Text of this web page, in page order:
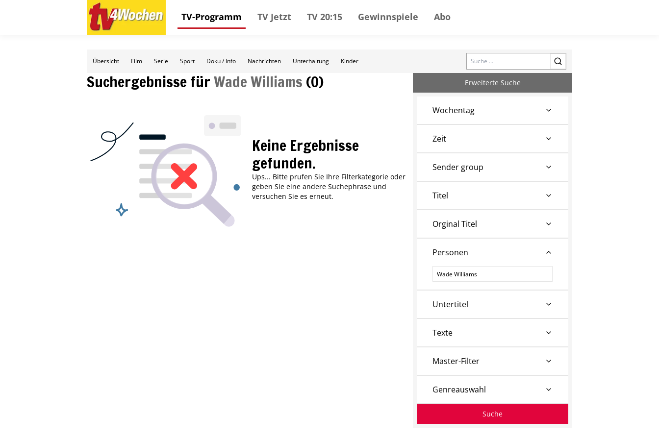
TV-Programm TV Jetzt TV 20:15 Gewinnspiele Abo
Übersicht Film Serie Sport Doku / Info Nachrichten Unterhaltung Kinder Search
Suchergebnisse fürWade Williams (0)
Keine Ergebnisse
gefunden.
Ups... Bitte prufen Sie Ihre Filterkategorie oder
geben Sie eine andere Suchephrase und
versuchen Sie es erneut.
Erweiterte Suche
Wochentag
Zeit
Sender group
Titel
Orginal Titel
Personen
Personen
Untertitel
Texte
Master-Filter
Genreauswahl
Suche